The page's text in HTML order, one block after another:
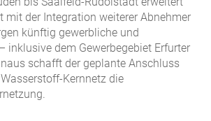
mit der Integration weiterer Abnehmer
künftig gewerbliche und
inklusive dem Gewerbegebiet Erfurter
schafft der geplante Anschluss
Kernnetz die